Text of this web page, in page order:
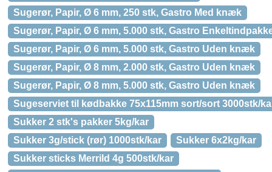
Sugerør, Papir, Ø 6 mm, 250 stk, Gastro Med knæk
Sugerør, Papir, Ø 6 mm, 5.000 stk, Gastro
Sugerør, Papir, Ø 6 mm, 5.000 stk, Gastro Uden knæk
Sugerør, Papir, Ø 8 mm, 2.000 stk, Gastro Uden knæk
Sugerør, Papir, Ø 8 mm, 5.000 stk, Gastro Uden knæk
Sugeserviet til kødbakke 75x115mm sort/sort 3000stk/
Sukker 2 stk's pakker 5kg/kar
Sukker 3g/stick (rør) 1000stk/kar
Sukker 6x2kg/kar
Sukker sticks Merrild 4g 500stk/kar